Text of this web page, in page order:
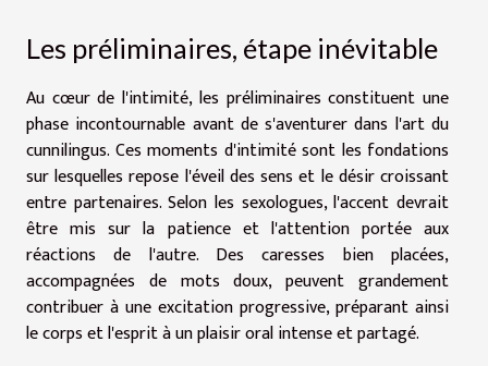
Les préliminaires, étape inévitable
Au cœur de l'intimité, les préliminaires constituent une
phase incontournable avant de s'aventurer dans l'art du
cunnilingus. Ces moments d'intimité sont les fondations
sur lesquelles repose l'éveil des sens et le désir croissant
entre partenaires. Selon les sexologues, l'accent devrait
être mis sur la patience et l'attention portée aux
réactions de l'autre. Des caresses bien placées,
accompagnées de mots doux, peuvent grandement
contribuer à une excitation progressive, préparant ainsi
le corps et l'esprit à un plaisir oral intense et partagé.